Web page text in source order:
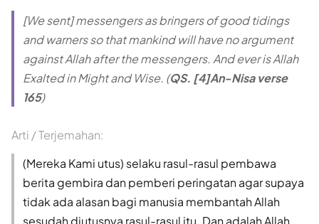
[We sent] messengers as bringers of good tidings
and warners so that mankind will have no argument
against Allah after the messengers. And ever is Allah
Exalted in Might and Wise. (QS. [4]An-Nisa verse
165)
Arti / Terjemahan:
(Mereka Kami utus) selaku rasul-rasul pembawa
berita gembira dan pemberi peringatan agar supaya
tidak ada alasan bagi manusia membantah Allah
sesudah diutusnya rasul-rasul itu. Dan adalah Allah